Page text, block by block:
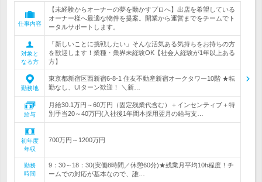
仕事内容
【未経験からオーナーの夢を動かすプロへ】出店を希望している
オーナー様へ最適な物件を提案。開業から運営までをチームでト
ータルサポートします。
対象と
なる方
「新しいことに挑戦したい」そんな活気ある気持ちをお持ちの方
を歓迎します！業種・業界未経験OK【社会人経験が1年以上ある
方】
勤務地
東京都新宿区西新宿6-8-1 住友不動産新宿オークタワー10階 ★転
勤なし、UIターン歓迎！ ＼新…
給与
月給30.1万円～60万円（固定残業代含む）＋インセンティブ＋特
別手当20～40万円(入社後1年間本採用翌月の給与支…
初年度
年収
700万円～1200万円
勤務
時間
9：30～18：30(実働8時間／休憩60分)★残業月平均10h程度！チ
ームでの対応が基本なので、誰…